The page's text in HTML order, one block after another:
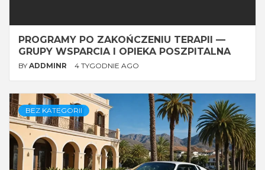
PROGRAMY PO ZAKOŃCZENIU TERAPII —
GRUPY WSPARCIA I OPIEKA POSZPITALNA
BY ADDMINR 4 TYGODNIE AGO
BEZ KATEGORII